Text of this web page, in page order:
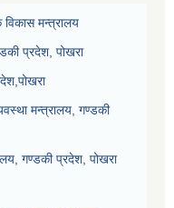
विकास मन्त्रालय
प्रदेश, पोखरा
मन्त्रालय, गण्डकी
गण्डकी प्रदेश, पोखरा